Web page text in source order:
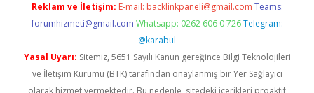
Reklam ve İletişim: E-mail: backlinkpaneli@gmail.com Teams:
forumhizmeti@gmail.com Whatsapp: 0262 606 0 726 Telegram:
@karabul
Yasal Uyarı: Sitemiz, 5651 Sayılı Kanun gereğince Bilgi Teknolojileri
ve İletişim Kurumu (BTK) tarafından onaylanmış bir Yer Sağlayıcı
olarak hizmet vermektedir. Bu nedenle, sitedeki içerikleri proaktif